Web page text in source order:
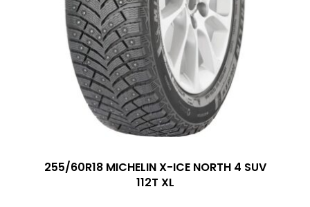
255/60R18 MICHELIN X-ICE NORTH 4 SUV
112T XL